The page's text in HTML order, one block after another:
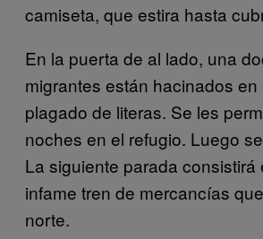
camiseta, que estira hasta
En la puerta de al lado, una
migrantes están hacinados en
plagado de literas. Se les
noches en el refugio. Luego
La siguiente parada consistirá
infame tren de mercancías
norte.